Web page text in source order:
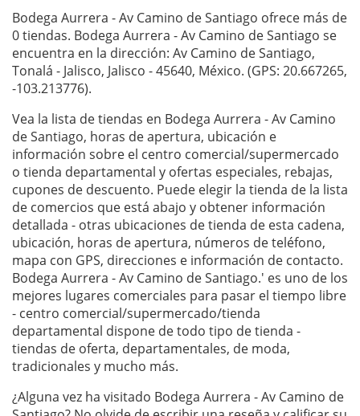
Bodega Aurrera - Av Camino de Santiago ofrece más de
0 tiendas. Bodega Aurrera - Av Camino de Santiago se
encuentra en la dirección: Av Camino de Santiago,
Tonalá - Jalisco, Jalisco - 45640, México. (GPS: 20.667265,
-103.213776).
Vea la lista de tiendas en Bodega Aurrera - Av Camino
de Santiago, horas de apertura, ubicación e
información sobre el centro comercial/supermercado
o tienda departamental y ofertas especiales, rebajas,
cupones de descuento. Puede elegir la tienda de la lista
de comercios que está abajo y obtener información
detallada - otras ubicaciones de tienda de esta cadena,
ubicación, horas de apertura, números de teléfono,
mapa con GPS, direcciones e información de contacto.
Bodega Aurrera - Av Camino de Santiago.' es uno de los
mejores lugares comerciales para pasar el tiempo libre
- centro comercial/supermercado/tienda
departamental dispone de todo tipo de tienda -
tiendas de oferta, departamentales, de moda,
tradicionales y mucho más.
¿Alguna vez ha visitado Bodega Aurrera - Av Camino de